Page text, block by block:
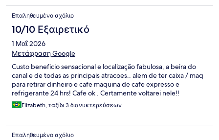
Επαληθευμένο σχόλιο
10/10 Εξαιρετικό
1 Μαΐ 2026
Μετάφραση Google
Custo beneficio sensacional e localização fabulosa, a beira do
canal e de todas as principais atracoes.. alem de ter caixa / maq
para retirar dinheiro e cafe maquina de cafe expresso e
refrigerante 24 hrs! Cafe ok . Certamente voltarei nele!!
Elizabeth, ταξίδι 3 διανυκτερεύσεων
Επαληθευμένο σχόλιο